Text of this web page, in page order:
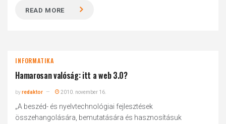
READ MORE
INFORMATIKA
Hamarosan valóság: itt a web 3.0?
byredaktor 2010. november 16.
„A beszéd- és nyelvtechnológiai fejlesztések
összehangolására, bemutatására és hasznosításuk